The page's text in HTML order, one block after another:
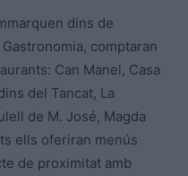
dins de
comptaran
Can Manel, Casa
del Tancat, La
de M. José, Magda
ells oferiran menús
de proximitat amb